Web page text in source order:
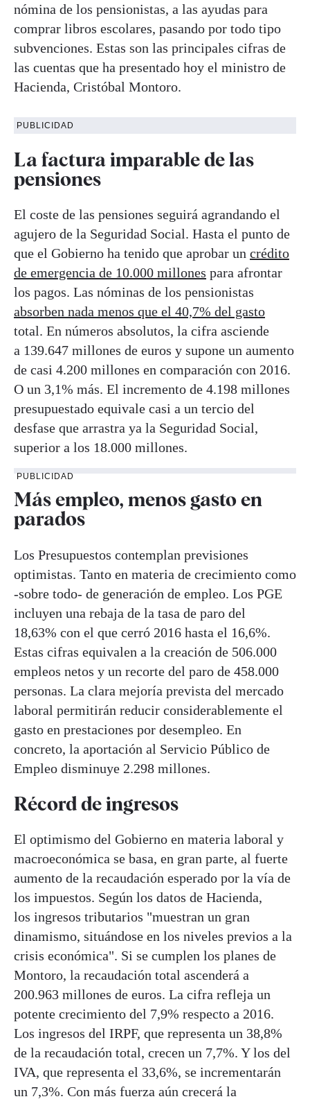
nómina de los pensionistas, a las ayudas para
comprar libros escolares, pasando por todo tipo
subvenciones. Estas son las principales cifras de
las cuentas que ha presentado hoy el ministro de
Hacienda, Cristóbal Montoro.
PUBLICIDAD
La factura imparable de las
pensiones
El coste de las pensiones seguirá agrandando el
agujero de la Seguridad Social. Hasta el punto de
que el Gobierno ha tenido que aprobar un crédito
de emergencia de 10.000 millones para afrontar
los pagos. Las nóminas de los pensionistas
absorben nada menos que el 40,7% del gasto
total. En números absolutos, la cifra asciende
a 139.647 millones de euros y supone un aumento
de casi 4.200 millones en comparación con 2016.
O un 3,1% más. El incremento de 4.198 millones
presupuestado equivale casi a un tercio del
desfase que arrastra ya la Seguridad Social,
superior a los 18.000 millones.
PUBLICIDAD
Más empleo, menos gasto en
parados
Los Presupuestos contemplan previsiones
optimistas. Tanto en materia de crecimiento como
-sobre todo- de generación de empleo. Los PGE
incluyen una rebaja de la tasa de paro del
18,63% con el que cerró 2016 hasta el 16,6%.
Estas cifras equivalen a la creación de 506.000
empleos netos y un recorte del paro de 458.000
personas. La clara mejoría prevista del mercado
laboral permitirán reducir considerablemente el
gasto en prestaciones por desempleo. En
concreto, la aportación al Servicio Público de
Empleo disminuye 2.298 millones.
Récord de ingresos
El optimismo del Gobierno en materia laboral y
macroeconómica se basa, en gran parte, al fuerte
aumento de la recaudación esperado por la vía de
los impuestos. Según los datos de Hacienda,
los ingresos tributarios "muestran un gran
dinamismo, situándose en los niveles previos a la
crisis económica". Si se cumplen los planes de
Montoro, la recaudación total ascenderá a
200.963 millones de euros. La cifra refleja un
potente crecimiento del 7,9% respecto a 2016.
Los ingresos del IRPF, que representa un 38,8%
de la recaudación total, crecen un 7,7%. Y los del
IVA, que representa el 33,6%, se incrementarán
un 7,3%. Con más fuerza aún crecerá la